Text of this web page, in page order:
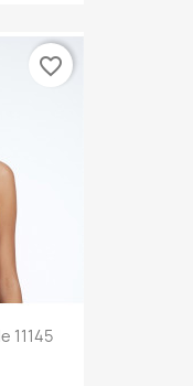
11145
favorite_border